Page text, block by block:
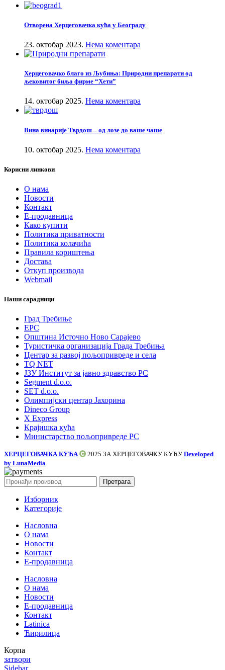
Отворена Херцеговачка кућа у Београду
23. октобар 2023. Нема коментара
Херцеговачко благо из Љубиња: Природни препарати од
љековитог биља фирме “Хети”
14. октобар 2025. Нема коментара
Вина винарије Тврдош – од лозе до ваше чаше
10. октобар 2025. Нема коментара
Корисни линкови
О нама
Новости
Контакт
Е-продавница
Како купити
Политика приватности
Политика колачића
Правила кориштења
Достава
Откуп производа
Webmail
Наши сарадници
Град Требиње
ЕРС
Општина Источно Ново Сарајево
Туристичка организација Града Требиња
Центар за развој пољопривреде и села
TQ NET
ЈЗУ Институт за јавно здравство РС
Segment d.o.o.
SET d.o.o.
Олимпијски центар Јахорина
Dineco Group
X Express
Крајишка кућа
Министарство пољопривреде РС
ХЕРЦЕГОВАЧКА КУЋА 2025 ЗАХЕРЦЕГОВАЧКУ КУЋУ Developed
by LunaMedia
Претрага
Изборник
Категорије
Насловна
О нама
Новости
Контакт
E-продавница
Насловна
О нама
Новости
Е-продавница
Контакт
Latinica
Ћирилица
Корпа
затвори